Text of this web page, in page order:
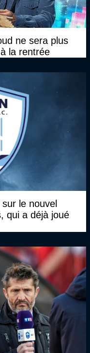
ne sera plus
la rentrée
le nouvel
qui a déjà joué